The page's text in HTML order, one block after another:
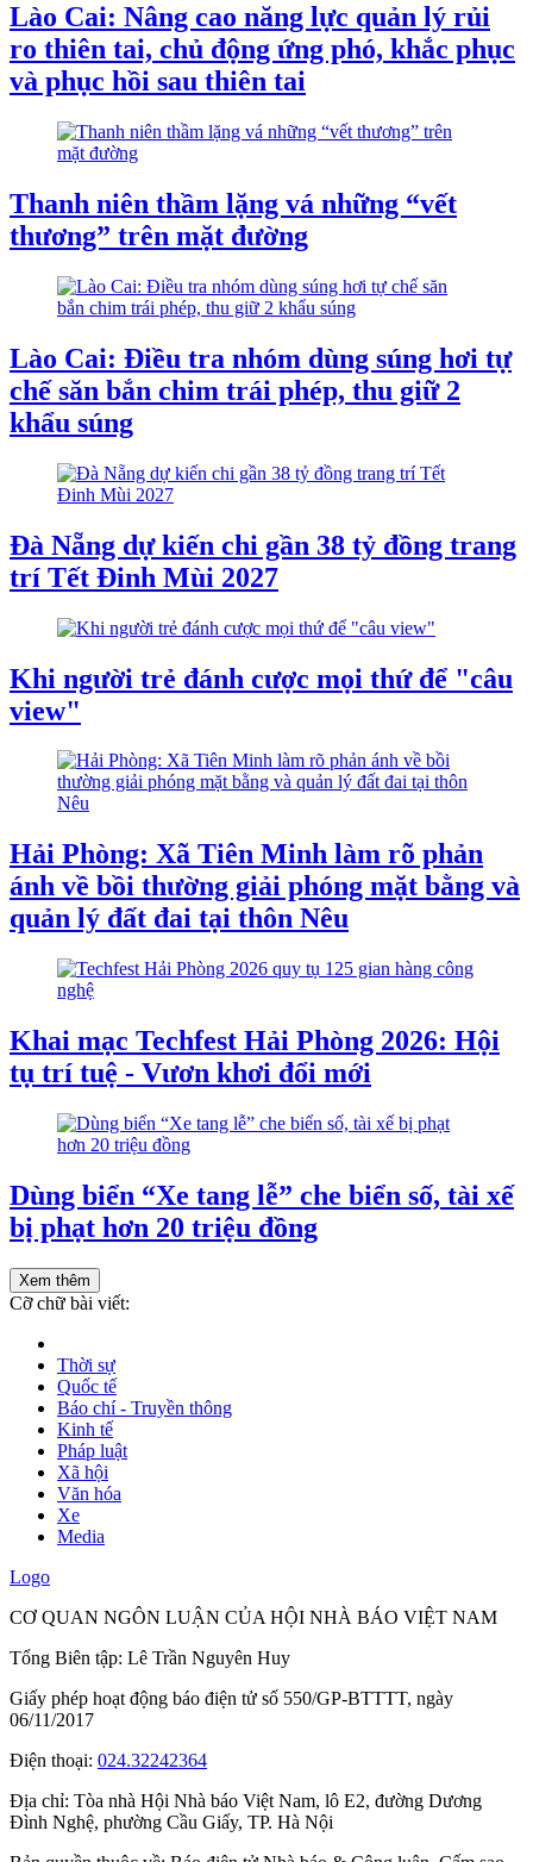
Lào Cai: Nâng cao năng lực quản lý rủi
ro thiên tai, chủ động ứng phó, khắc phục
và phục hồi sau thiên tai
Thanh niên thầm lặng vá những “vết
thương” trên mặt đường
Lào Cai: Điều tra nhóm dùng súng hơi tự
chế săn bắn chim trái phép, thu giữ 2
khẩu súng
Đà Nẵng dự kiến chi gần 38 tỷ đồng trang
trí Tết Đinh Mùi 2027
Khi người trẻ đánh cược mọi thứ để "câu
view"
Hải Phòng: Xã Tiên Minh làm rõ phản
ánh về bồi thường giải phóng mặt bằng và
quản lý đất đai tại thôn Nêu
Khai mạc Techfest Hải Phòng 2026: Hội
tụ trí tuệ - Vươn khơi đổi mới
Dùng biển “Xe tang lễ” che biển số, tài xế
bị phạt hơn 20 triệu đồng
Xem thêm
Cỡ chữ bài viết:
Thời sự
Quốc tế
Báo chí - Truyền thông
Kinh tế
Pháp luật
Xã hội
Văn hóa
Xe
Media
Logo
CƠ QUAN NGÔN LUẬN CỦA HỘI NHÀ BÁO VIỆT NAM
Tổng Biên tập: Lê Trần Nguyên Huy
Giấy phép hoạt động báo điện tử số 550/GP-BTTTT, ngày
06/11/2017
Điện thoại: 024.32242364
Địa chỉ: Tòa nhà Hội Nhà báo Việt Nam, lô E2, đường Dương
Đình Nghệ, phường Cầu Giấy, TP. Hà Nội